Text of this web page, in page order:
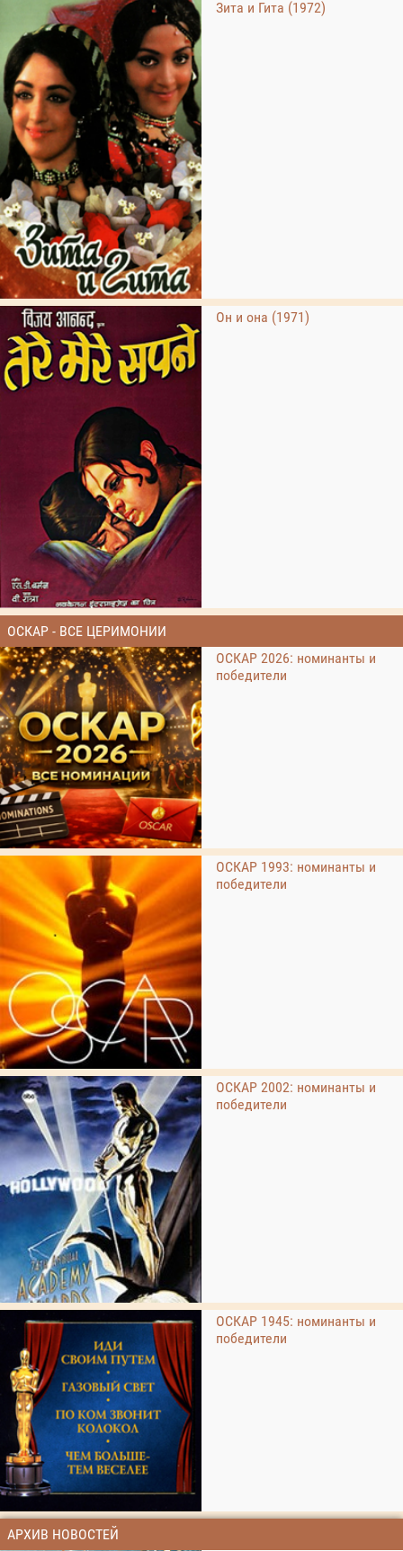
Зита и Гита (1972)
Он и она (1971)
ОСКАР - ВСЕ ЦЕРИМОНИИ
ОСКАР 2026: номинанты и
победители
ОСКАР 1993: номинанты и
победители
ОСКАР 2002: номинанты и
победители
ОСКАР 1945: номинанты и
победители
АРХИВ НОВОСТЕЙ